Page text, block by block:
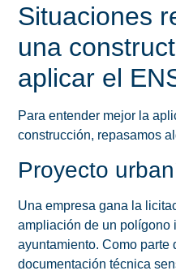
Situaciones
una
aplicar el
Para entender mejor la
construcción, repasamos
Proyecto
Una empresa gana la
ampliación de un polígono
ayuntamiento. Como parte
documentación técnica